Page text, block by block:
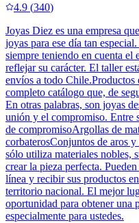
4.9 (340)
Joyas Diez es una empresa
joyas para ese día tan
siempre teniendo en cuenta el
reflejar su carácter. El taller
envíos a todo Chile.Productos
completo catálogo que, de
En otras palabras, son joyas
unión y el compromiso. Entre
de compromisoArgollas de
corbaterosConjuntos de aros
sólo utiliza materiales nobles,
crear la pieza perfecta.
línea y recibir sus productos
territorio nacional. El mejor
oportunidad para obtener una
especialmente para ustedes.